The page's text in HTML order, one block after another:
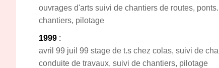
ouvrages d'arts suivi de chantiers de routes,
chantiers, pilotage
1999 :
avril 99 juil 99 stage de t.s chez colas, suivi de
conduite de travaux, suivi de chantiers, pilotage